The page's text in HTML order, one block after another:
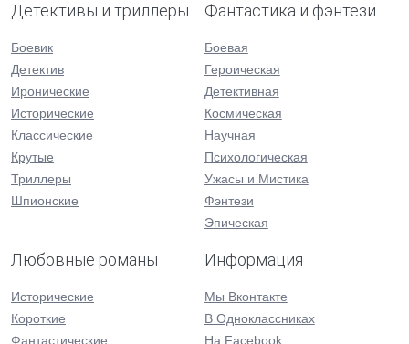
Детективы и триллеры
Боевик
Детектив
Иронические
Исторические
Классические
Крутые
Триллеры
Шпионские
Фантастика и фэнтези
Боевая
Героическая
Детективная
Космическая
Научная
Психологическая
Ужасы и Мистика
Фэнтези
Эпическая
Любовные романы
Исторические
Короткие
Фантастические
Информация
Мы Вконтакте
В Одноклассниках
На Facebook